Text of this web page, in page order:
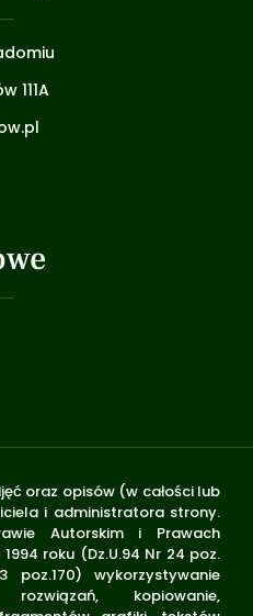
111A
oraz opisów (w całości lub
i administratora strony.
Autorskim i Prawach
roku (Dz.U.94 Nr 24 poz.
poz.170) wykorzystywanie
kopiowanie,